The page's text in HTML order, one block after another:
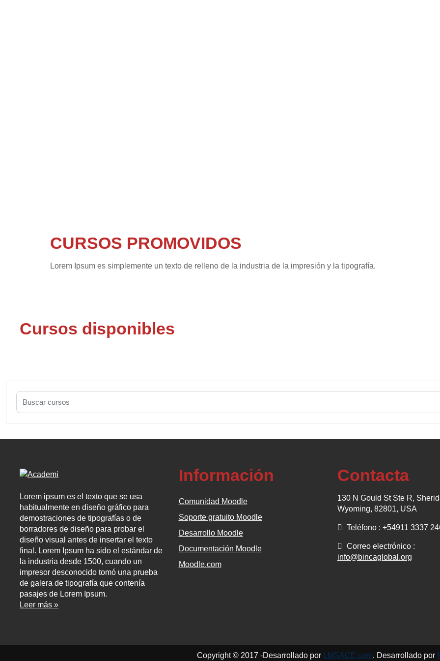
CURSOS PROMOVIDOS
Lorem Ipsum es simplemente un texto de relleno de la industria de la impresión y la tipografía.
Cursos disponibles
Buscar cursos
Lorem ipsum es el texto que se usa
habitualmente en diseño gráfico para
demostraciones de tipografías o de
borradores de diseño para probar el
diseño visual antes de insertar el texto
final. Lorem Ipsum ha sido el estándar de
la industria desde 1500, cuando un
impresor desconocido tomó una prueba
de galera de tipografía que contenía
pasajes de Lorem Ipsum.
Leer más »
Información
Comunidad Moodle
Soporte gratuito Moodle
Desarrollo Moodle
Documentación Moodle
Moodle.com
Contacta
130 N Gould St Ste R,
Wyoming, 82801, USA
Teléfono : +54911 3337
Correo electrónico :
info@bincaglobal.org
Copyright © 2017 -Desarrollado por LMSACE.com. Desarrollado por